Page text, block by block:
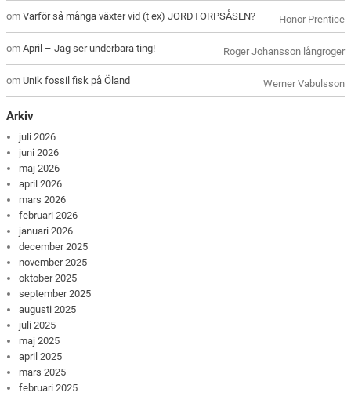
Honor Prentice
omVarför så många växter vid (t ex) JORDTORPSÅSEN?
Roger Johansson långroger
omApril – Jag ser underbara ting!
Werner Vabulsson
om Unik fossil fisk på Öland
Arkiv
juli 2026
juni 2026
maj 2026
april 2026
mars 2026
februari 2026
januari 2026
december 2025
november 2025
oktober 2025
september 2025
augusti 2025
juli 2025
maj 2025
april 2025
mars 2025
februari 2025